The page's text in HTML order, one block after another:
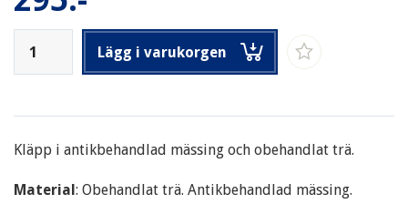
Lägg i varukorgen
Kläpp i antikbehandlad mässing och obehandlat trä.
Material: Obehandlat trä. Antikbehandlad mässing.